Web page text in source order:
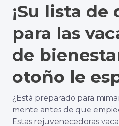
¡Su lista de
para las
de
otoño le
¿Está preparado para
mente antes de que
Estas rejuvenecedoras